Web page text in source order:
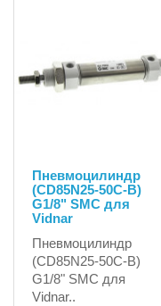
Пневмоцилиндр
(CD85N25-50C-B)
G1/8" SMC для
Vidnar
Пневмоцилиндр
(CD85N25-50C-B)
G1/8" SMC для
Vidnar..